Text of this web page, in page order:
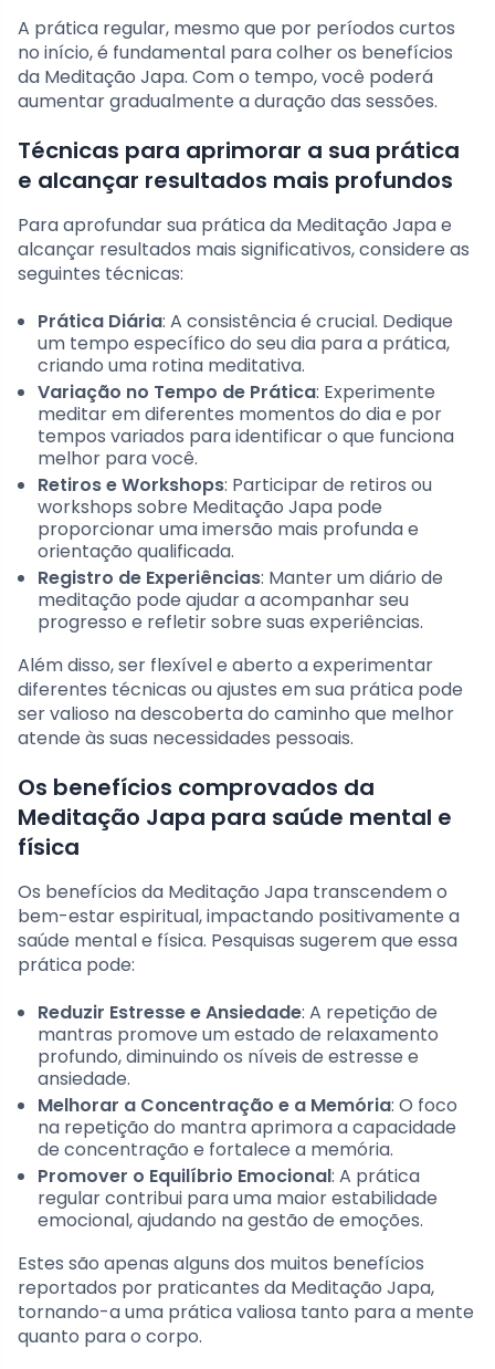
A prática regular, mesmo que por períodos curtos
no início, é fundamental para colher os benefícios
da Meditação Japa. Com o tempo, você poderá
aumentar gradualmente a duração das sessões.
Técnicas para aprimorar a sua prática
e alcançar resultados mais profundos
Para aprofundar sua prática da Meditação Japa e
alcançar resultados mais significativos, considere as
seguintes técnicas:
Prática Diária: A consistência é crucial. Dedique
um tempo específico do seu dia para a prática,
criando uma rotina meditativa.
Variação no Tempo de Prática: Experimente
meditar em diferentes momentos do dia e por
tempos variados para identificar o que funciona
melhor para você.
Retiros e Workshops: Participar de retiros ou
workshops sobre Meditação Japa pode
proporcionar uma imersão mais profunda e
orientação qualificada.
Registro de Experiências: Manter um diário de
meditação pode ajudar a acompanhar seu
progresso e refletir sobre suas experiências.
Além disso, ser flexível e aberto a experimentar
diferentes técnicas ou ajustes em sua prática pode
ser valioso na descoberta do caminho que melhor
atende às suas necessidades pessoais.
Os benefícios comprovados da
Meditação Japa para saúde mental e
física
Os benefícios da Meditação Japa transcendem o
bem-estar espiritual, impactando positivamente a
saúde mental e física. Pesquisas sugerem que essa
prática pode:
Reduzir Estresse e Ansiedade: A repetição de
mantras promove um estado de relaxamento
profundo, diminuindo os níveis de estresse e
ansiedade.
Melhorar a Concentração e a Memória: O foco
na repetição do mantra aprimora a capacidade
de concentração e fortalece a memória.
Promover o Equilíbrio Emocional: A prática
regular contribui para uma maior estabilidade
emocional, ajudando na gestão de emoções.
Estes são apenas alguns dos muitos benefícios
reportados por praticantes da Meditação Japa,
tornando-a uma prática valiosa tanto para a mente
quanto para o corpo.